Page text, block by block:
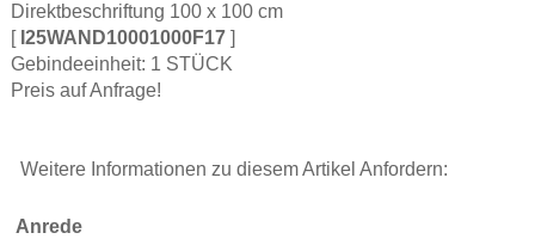
Direktbeschriftung 100 x 100 cm
[ I25WAND10001000F17 ]
Gebindeeinheit: 1 STÜCK
Preis auf Anfrage!
Weitere Informationen zu diesem Artikel Anfordern:
Anrede